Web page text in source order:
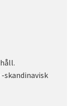
skandinavisk